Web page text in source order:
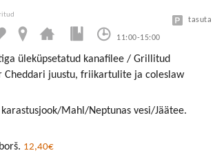
11:00-15:00
tasuta
üleküpsetatud kanafilee / Grillitud
Cheddari juustu, friikartulite ja coleslaw
karastusjook/Mahl/Neptunas vesi/Jäätee.
12,40€